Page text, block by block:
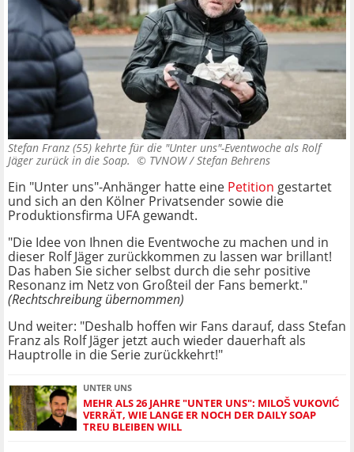
Stefan Franz (55) kehrte für die "Unter uns"-Eventwoche als Rolf
Jäger zurück in die Soap. © TVNOW / Stefan Behrens
Ein "Unter uns"-Anhänger hatte eine Petition gestartet
und sich an den Kölner Privatsender sowie die
Produktionsfirma UFA gewandt.
"Die Idee von Ihnen die Eventwoche zu machen und in
dieser Rolf Jäger zurückkommen zu lassen war brillant!
Das haben Sie sicher selbst durch die sehr positive
Resonanz im Netz von Großteil der Fans bemerkt."
(Rechtschreibung übernommen)
Und weiter: "Deshalb hoffen wir Fans darauf, dass Stefan
Franz als Rolf Jäger jetzt auch wieder dauerhaft als
Hauptrolle in die Serie zurückkehrt!"
UNTER UNS
MEHR ALS 26 JAHRE "UNTER UNS": MILOŠ VUKOVIĆ
VERRÄT, WIE LANGE ER NOCH DER DAILY SOAP
TREU BLEIBEN WILL